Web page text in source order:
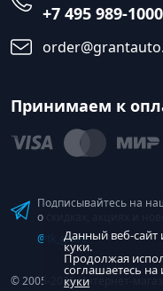
+7 495 989-1000
Принимаем к
Подписывайтесь на
о скидках, акциях и
@tk_grant
© 2005-2026 Интернет-
Данный веб-сайт
куки.
Продолжая
соглашаетесь
куки